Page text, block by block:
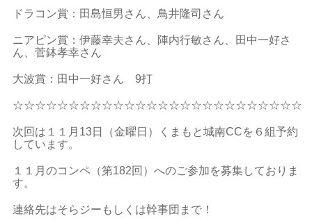
ドラコン賞：田島恒男さん、鳥井隆司さん
ニアピン賞：伊藤幸夫さん、陣内行敏さん、田中一好さ
ん、菅鉢孝幸さん
大波賞：田中一好さん 9打
次回は１１月13日（金曜日）くまもと城南CCを６組予約
しています。
１１月のコンペ（第182回）へのご参加を募集しておりま
す。
連絡先はそらジーもしくは幹事団まで！